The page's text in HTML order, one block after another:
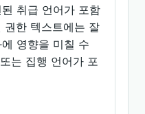
취급 언어가 포함
권한 텍스트에는 잘
영향을 미칠 수
는 집행 언어가 포